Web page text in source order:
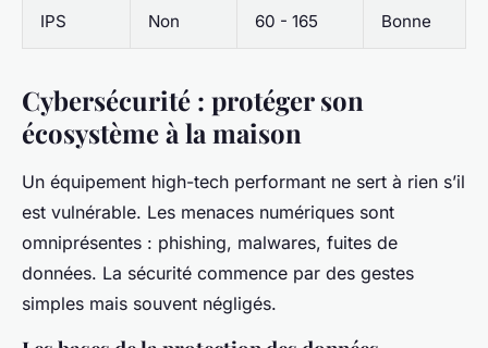
IPS Non 60 - 165 Bonne
Cybersécurité : protéger son
écosystème à la maison
Un équipement high-tech performant ne sert à rien s’il
est vulnérable. Les menaces numériques sont
omniprésentes : phishing, malwares, fuites de
données. La sécurité commence par des gestes
simples mais souvent négligés.